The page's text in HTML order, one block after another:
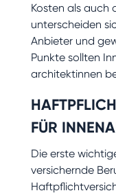
Kosten als auch
unterscheiden
Anbieter und
Punkte sollten
architektinnen
FÜR
Die erste
versichernde